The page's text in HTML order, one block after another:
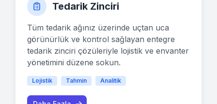
Tedarik Zinciri
Tüm tedarik ağınız üzerinde uçtan uca
görünürlük ve kontrol sağlayan entegre
tedarik zinciri çözüleriyle lojistik ve envanter
yönetimini düzene sokun.
Lojistik Tahmin Analitik